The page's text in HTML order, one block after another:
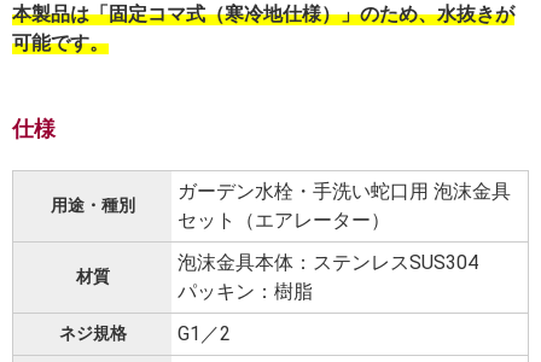
本製品は「固定コマ式（寒冷地仕様）」のため、水抜きが
可能です。
仕様
用途・種別
ガーデン水栓・手洗い蛇口用 泡沫金具
セット（エアレーター）
材質
泡沫金具本体：ステンレスSUS304
パッキン：樹脂
ネジ規格 G1／2